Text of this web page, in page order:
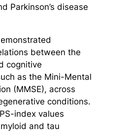
Parkinson’s disease
between the
cognitive
as the Mini-Mental
(MMSE), across
conditions.
index values
and tau